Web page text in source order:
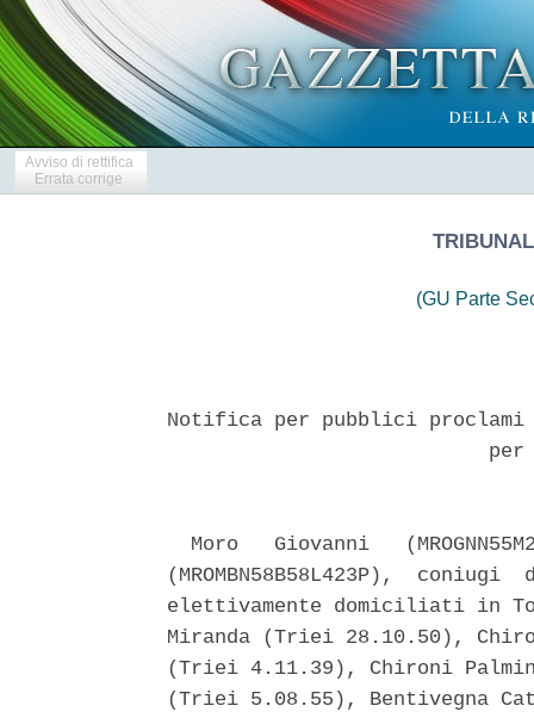
Avviso di rettifica
Errata corrige
(GU Parte
Notifica per pubblici
Moro   Giovanni
(MROMBN58B58L423P),
elettivamente domiciliati in
Miranda (Triei 28.10.50),
(Triei 4.11.39), Chironi
(Triei 5.08.55), Bentivegna